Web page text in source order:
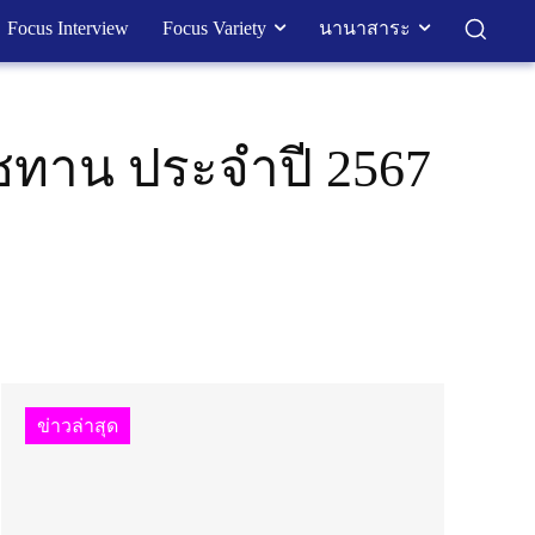
Focus Interview Focus Variety นานาสาระ
าน ประจำปี 2567
ข่าวล่าสุด